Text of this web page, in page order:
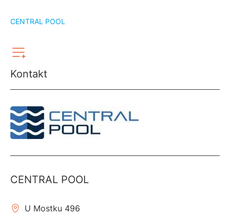
CENTRAL POOL
Kontakt
CENTRAL POOL
U Mostku 496